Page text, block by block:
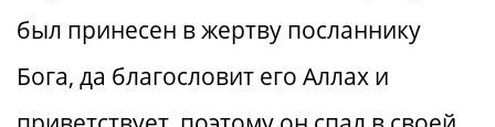
был принесен в жертву посланнику
Бога, да благословит его Аллах и